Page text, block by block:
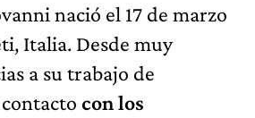
nació el 17 de marzo
Italia. Desde muy
a su trabajo de
con los